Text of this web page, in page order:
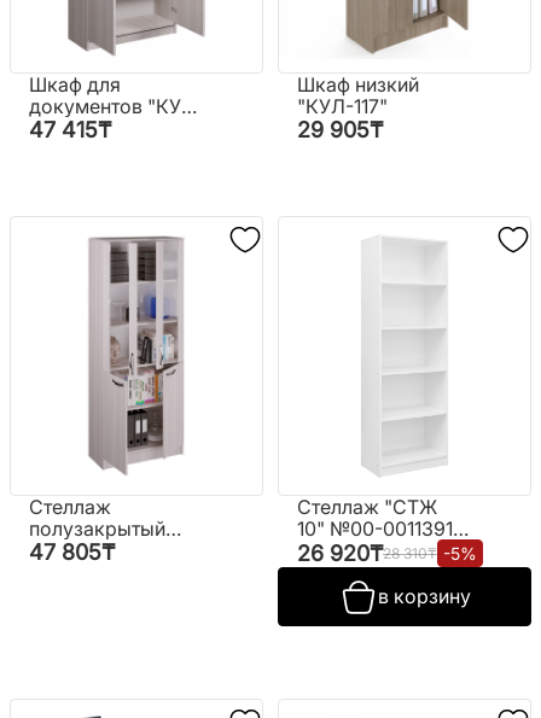
Шкаф для
документов "КУЛ
ШД-1"
47 415₸
Шкаф низкий
"КУЛ-117"
29 905₸
Стеллаж
полузакрытый
"КУЛ-124" (со
47 805₸
Стеллаж "СТЖ
10" №00-00113917
(белый) (РФ)
26 920₸28 310₸ -5%
в корзину